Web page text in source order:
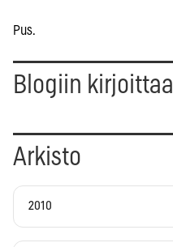
Pus.
Blogiin kirjoittaa
Arkisto
2010